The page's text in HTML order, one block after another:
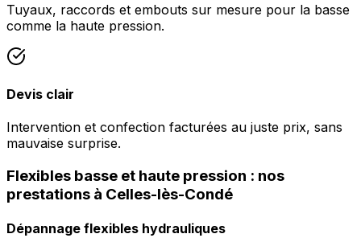
Tuyaux, raccords et embouts sur mesure pour la basse
comme la haute pression.
Devis clair
Intervention et confection facturées au juste prix, sans
mauvaise surprise.
Flexibles basse et haute pression : nos
prestations à Celles-lès-Condé
Dépannage flexibles hydrauliques